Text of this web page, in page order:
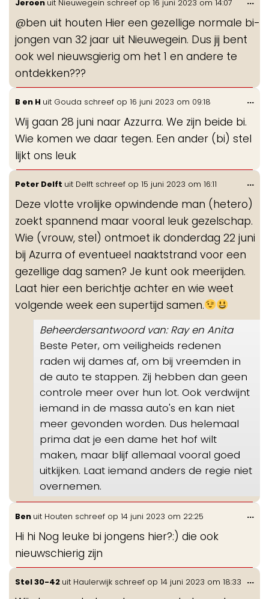
Jeroen uit Nieuwegein schreef op 16 juni 2023 om 14:07
@ben uit houten Hier een gezellige normale bi-
jongen van 32 jaar uit Nieuwegein. Dus jij bent
ook wel nieuwsgierig om het 1 en andere te
ontdekken???
B en H uit Gouda schreef op 16 juni 2023 om 09:18
Wij gaan 28 juni naar Azzurra. We zijn beide bi.
Wie komen we daar tegen. Een ander (bi) stel
lijkt ons leuk
...
Peter Delft uit Delft schreef op 15 juni 2023 om 16:11
Deze vlotte vrolijke opwindende man (hetero)
zoekt spannend maar vooral leuk gezelschap.
Wie (vrouw, stel) ontmoet ik donderdag 22 juni
bij Azurra of eventueel naaktstrand voor een
gezellige dag samen? Je kunt ook meerijden.
Laat hier een berichtje achter en wie weet
volgende week een supertijd samen.
Beheerdersantwoord van: Ray en Anita
Beste Peter, om veiligheids redenen
raden wij dames af, om bij vreemden in
de auto te stappen. Zij hebben dan geen
controle meer over hun lot. Ook verdwijnt
iemand in de massa auto's en kan niet
meer gevonden worden. Dus helemaal
prima dat je een dame het hof wilt
maken, maar blijf allemaal vooral goed
uitkijken. Laat iemand anders de regie niet
overnemen.
...
Ben uit Houten schreef op 14 juni 2023 om 22:25
Hi hi Nog leuke bi jongens hier?:) die ook
nieuwschierig zijn
...
Stel 30-42 uit Haulerwijk schreef op 14 juni 2023 om 18:33 ...